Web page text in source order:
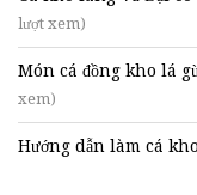
lượt xem)
Món cá đồng kho lá
xem)
Hướng dẫn làm cá